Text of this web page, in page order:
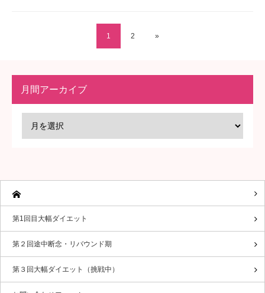
1 2 »
月間アーカイブ
第1回目大幅ダイエット
第２回途中断念・リバウンド期
第３回大幅ダイエット（挑戦中）